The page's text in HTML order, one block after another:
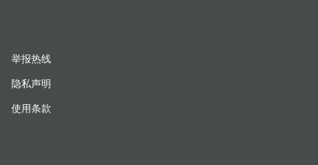
举报热线
隐私声明
使用条款